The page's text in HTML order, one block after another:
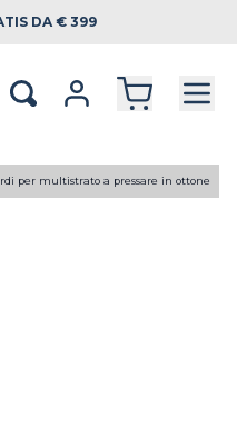
DA € 399
per multistrato a pressare in ottone